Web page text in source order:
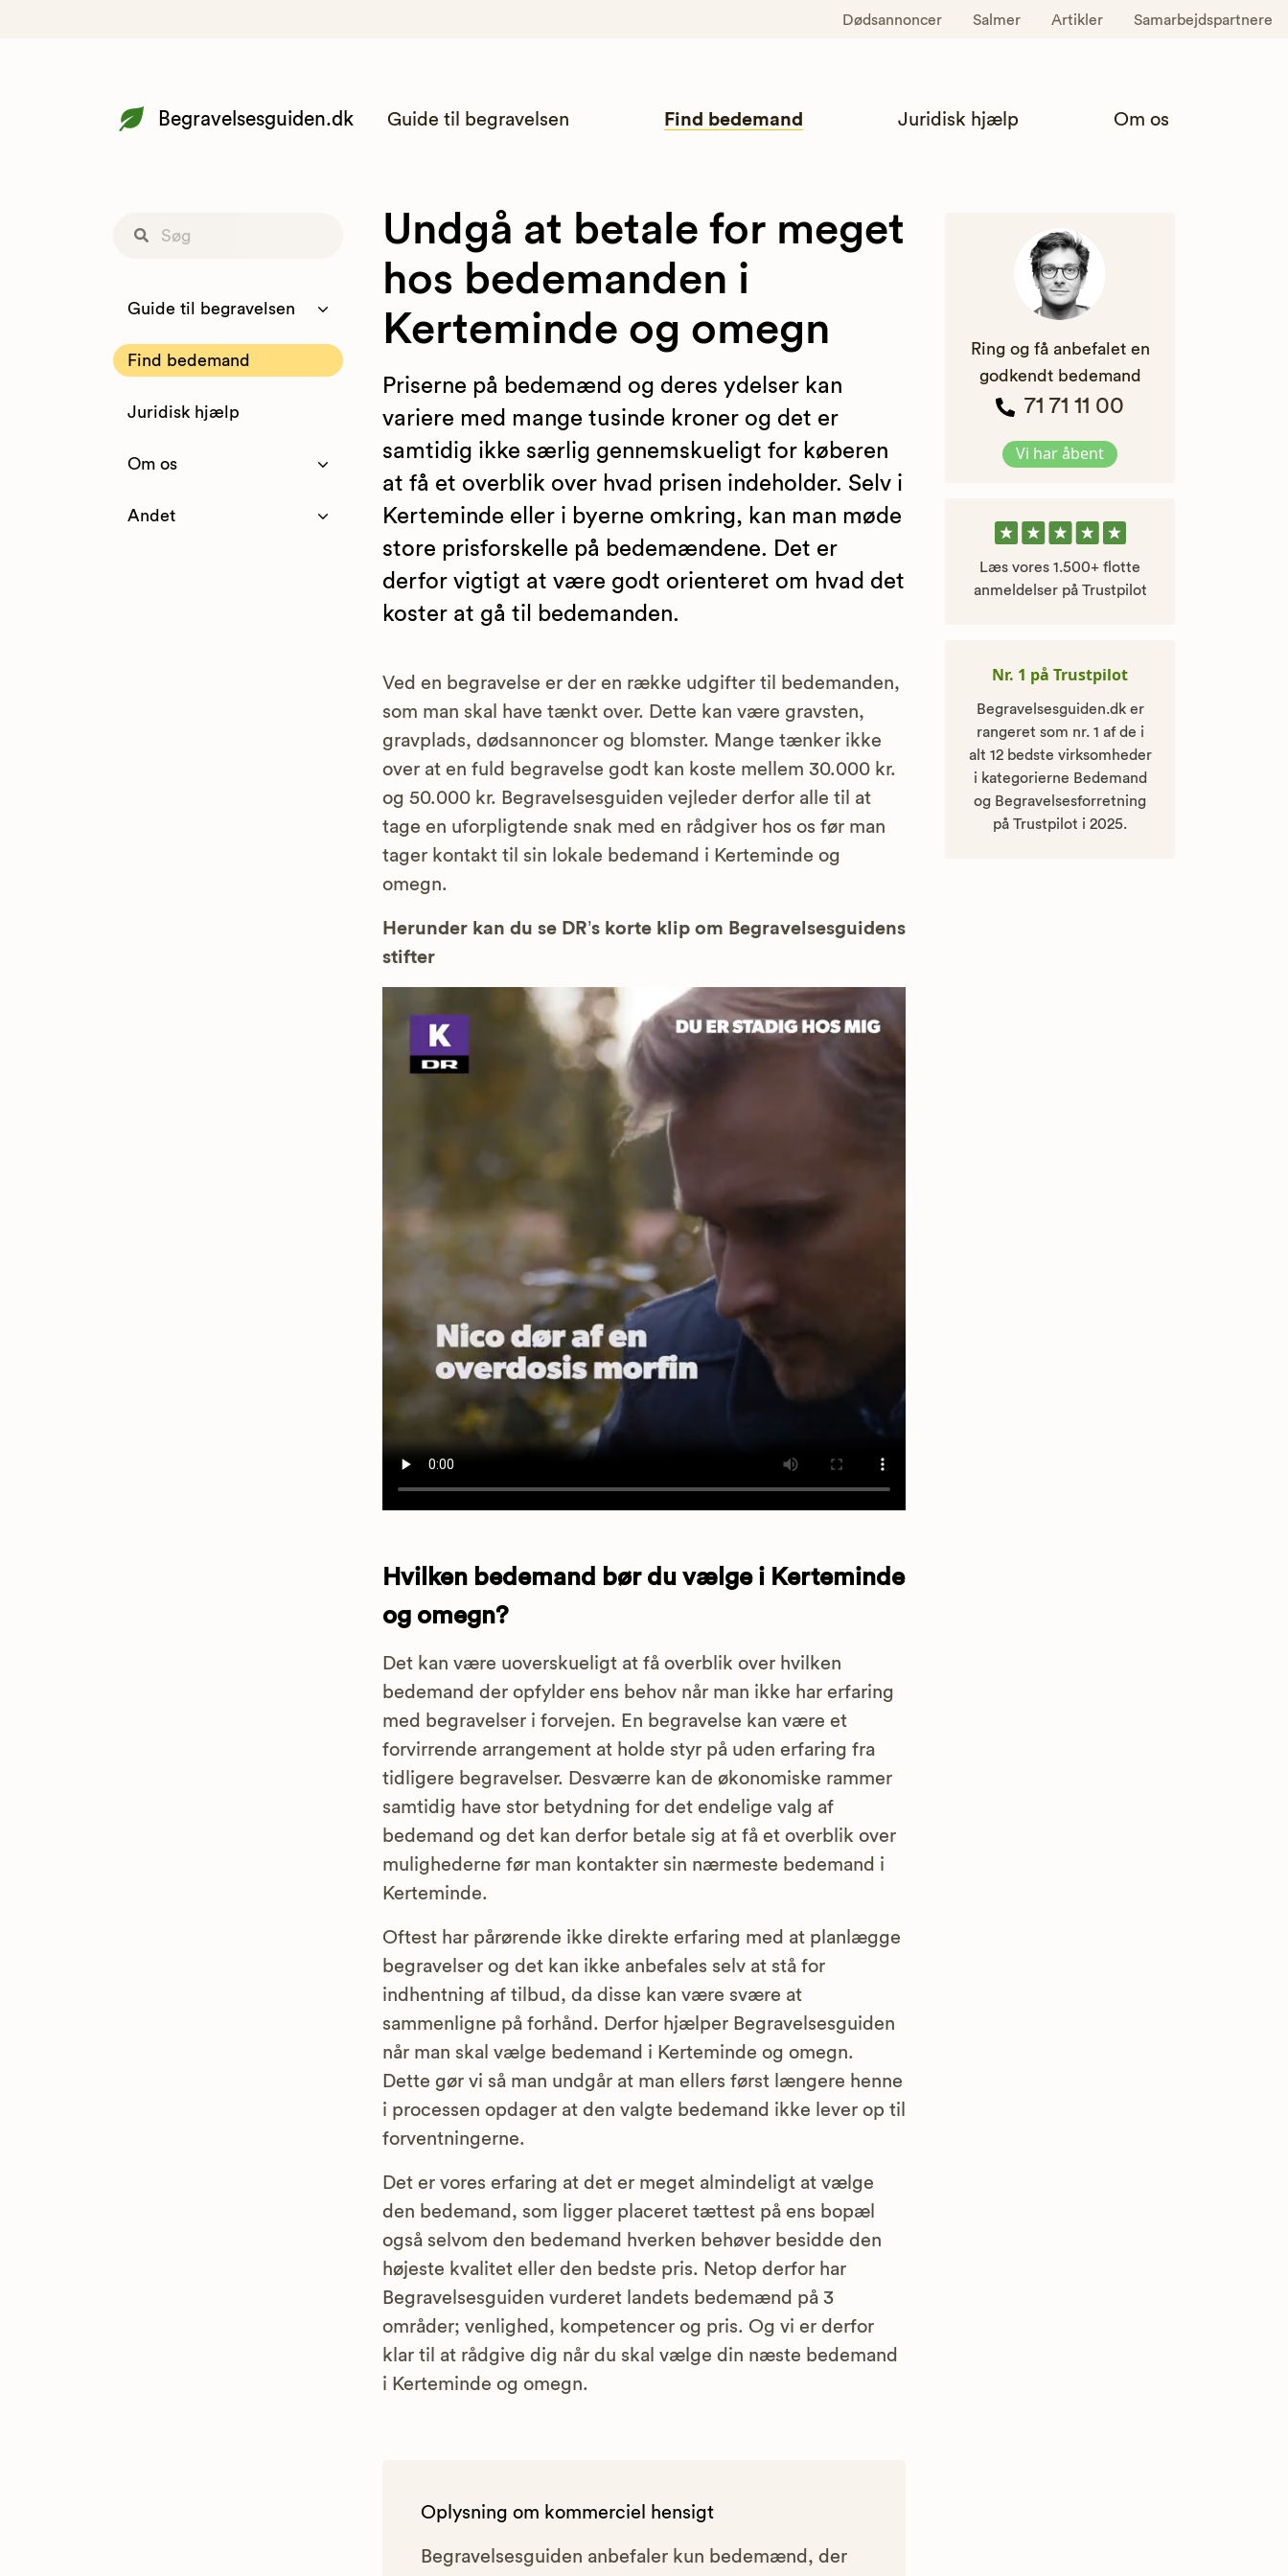
Dødsannoncer Salmer Artikler Samarbejdspartnere
Begravelsesguiden.dk Guide til begravelsen Find bedemand Juridisk hjælp Om os
Guide til begravelsen
Find bedemand
Juridisk hjælp
Om os
Andet
Undgå at betale for meget
hos bedemanden i
Kerteminde og omegn
Priserne på bedemænd og deres ydelser kan
variere med mange tusinde kroner og det er
samtidig ikke særlig gennemskueligt for køberen
at få et overblik over hvad prisen indeholder. Selv i
Kerteminde eller i byerne omkring, kan man møde
store prisforskelle på bedemændene. Det er
derfor vigtigt at være godt orienteret om hvad det
koster at gå til bedemanden.
Ved en begravelse er der en række udgifter til bedemanden,
som man skal have tænkt over. Dette kan være gravsten,
gravplads, dødsannoncer og blomster. Mange tænker ikke
over at en fuld begravelse godt kan koste mellem 30.000 kr.
og 50.000 kr. Begravelsesguiden vejleder derfor alle til at
tage en uforpligtende snak med en rådgiver hos os før man
tager kontakt til sin lokale bedemand i Kerteminde og
omegn.
Herunder kan du se DR’s korte klip om Begravelsesguidens
stifter
Hvilken bedemand bør du vælge i Kerteminde
og omegn?
Det kan være uoverskueligt at få overblik over hvilken
bedemand der opfylder ens behov når man ikke har erfaring
med begravelser i forvejen. En begravelse kan være et
forvirrende arrangement at holde styr på uden erfaring fra
tidligere begravelser. Desværre kan de økonomiske rammer
samtidig have stor betydning for det endelige valg af
bedemand og det kan derfor betale sig at få et overblik over
mulighederne før man kontakter sin nærmeste bedemand i
Kerteminde.
Oftest har pårørende ikke direkte erfaring med at planlægge
begravelser og det kan ikke anbefales selv at stå for
indhentning af tilbud, da disse kan være svære at
sammenligne på forhånd. Derfor hjælper Begravelsesguiden
når man skal vælge bedemand i Kerteminde og omegn.
Dette gør vi så man undgår at man ellers først længere henne
i processen opdager at den valgte bedemand ikke lever op til
forventningerne.
Det er vores erfaring at det er meget almindeligt at vælge
den bedemand, som ligger placeret tættest på ens bopæl
også selvom den bedemand hverken behøver besidde den
højeste kvalitet eller den bedste pris. Netop derfor har
Begravelsesguiden vurderet landets bedemænd på 3
områder; venlighed, kompetencer og pris. Og vi er derfor
klar til at rådgive dig når du skal vælge din næste bedemand
i Kerteminde og omegn.
Oplysning om kommerciel hensigt
Begravelsesguiden anbefaler kun bedemænd, der
Ring og få anbefalet en
godkendt bedemand
71 71 11 00
Vi har åbent
Læs vores 1.500+ flotte
anmeldelser på Trustpilot
Nr. 1 på Trustpilot
Begravelsesguiden.dk er
rangeret som nr. 1 af de i
alt 12 bedste virksomheder
i kategorierne Bedemand
og Begravelsesforretning
på Trustpilot i 2025.